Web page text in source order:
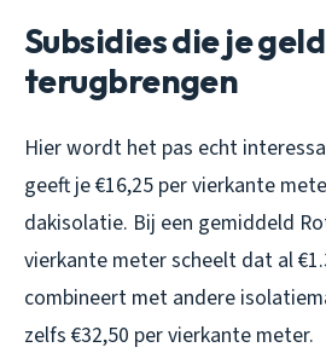
Subsidies die je geld
terugbrengen
Hier wordt het pas echt
geeft je €16,25 per vierkante
dakisolatie. Bij een gemiddeld
vierkante meter scheelt dat al
combineert met andere
zelfs €32,50 per vierkante meter.